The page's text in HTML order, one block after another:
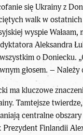
się Ukrainy z
walk w
wyspie Wałaam,
Aleksandra
o Doniecku.
głosem. – Należy
ma kluczowe
Tamtejsze
centralne
Prezydent Finlandii